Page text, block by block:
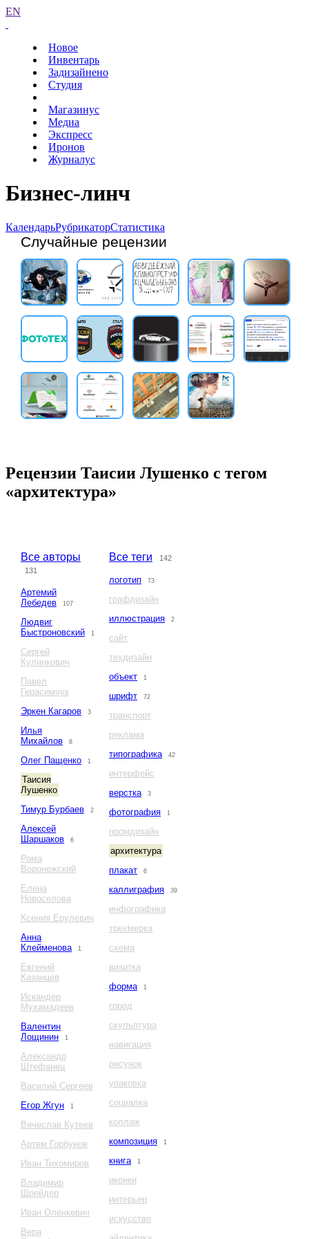
EN
Новое
Инвентарь
Задизайнено
Студия
Магазинус
Медиа
Экспресс
Иронов
Журналус
Бизнес-линч
КалендарьРубрикаторСтатистика
Случайные рецензии
Рецензии Таисии Лушенко с тегом
«архитектура»
Все авторы
131
Артемий
Лебедев
107
Людвиг
Быстроновский
1
Сергей
Кулинкович
Павел
Герасимчук
Эркен Кагаров
3
Илья
Михайлов
8
Олег Пащенко 1
Таисия
Лушенко
Тимур Бурбаев
2
Алексей
Шаршаков
6
Рома
Воронежский
Елена
Новоселова
Ксения Ерулевич
Анна
Клейменова
1
Евгений
Казанцев
Искандер
Мухамадеев
Валентин
Лощинин
1
Александр
Штефанец
Василий Сергеев
Егор Жгун
1
Вячеслав Кутеев
Артем Горбунов
Иван Тихомиров
Владимир
Шрейдер
Иван Оленкевич
Вера
Все теги 142
логотип 73
графдизайн
иллюстрация
2
сайт
техдизайн
объект
1
шрифт 72
транспорт
реклама
типографика
42
интерфейс
верстка
3
фотография 1
промдизайн
архитектура
плакат
6
каллиграфия 39
инфографика
трехмерка
схема
визитка
форма
1
город
скульптура
навигация
рисунок
упаковка
социалка
коллаж
композиция
1
книга 1
иконки
интерьер
искусство